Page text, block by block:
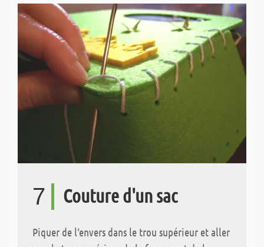
7 Couture d'un sac
Piquer de l‘envers dans le trou supérieur et aller